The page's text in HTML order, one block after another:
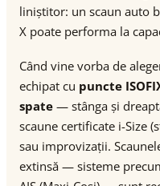
liniștitor: un scaun auto
X poate performa la
Când vine vorba de
echipat cu puncte
spate — stânga și
scaune certificate i-Size
sau improvizații.
extinsă — sisteme